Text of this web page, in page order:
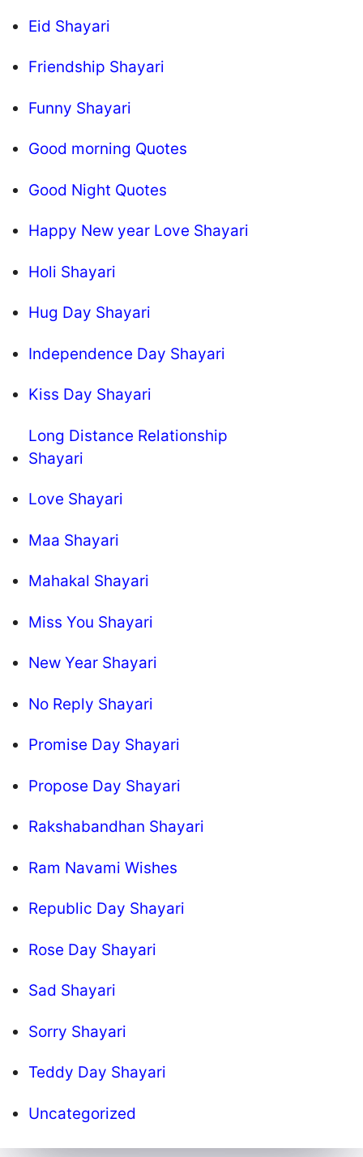
Eid Shayari
Friendship Shayari
Funny Shayari
Good morning Quotes
Good Night Quotes
Happy New year Love Shayari
Holi Shayari
Hug Day Shayari
Independence Day Shayari
Kiss Day Shayari
Long Distance Relationship
Shayari
Love Shayari
Maa Shayari
Mahakal Shayari
Miss You Shayari
New Year Shayari
No Reply Shayari
Promise Day Shayari
Propose Day Shayari
Rakshabandhan Shayari
Ram Navami Wishes
Republic Day Shayari
Rose Day Shayari
Sad Shayari
Sorry Shayari
Teddy Day Shayari
Uncategorized